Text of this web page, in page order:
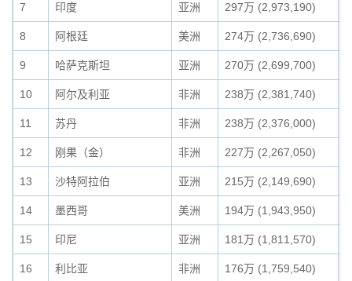
7 印度 亚洲 297万 (2,973,190)
8 阿根廷 美洲 274万 (2,736,690)
9 哈萨克斯坦 亚洲 270万 (2,699,700)
10 阿尔及利亚 非洲 238万 (2,381,740)
11 苏丹 非洲 238万 (2,376,000)
12 刚果（金） 非洲 227万 (2,267,050)
13 沙特阿拉伯 亚洲 215万 (2,149,690)
14 墨西哥 美洲 194万 (1,943,950)
15 印尼 亚洲 181万 (1,811,570)
16 利比亚 非洲 176万 (1,759,540)